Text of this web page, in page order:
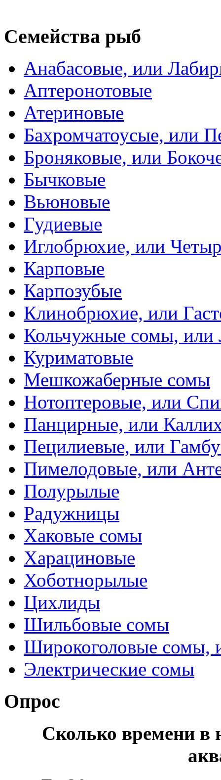
Семейства рыб
Анабасовые, или
Аптеронотовые
Атериновые
Бахромчатоусые, или
Броняковые, или
Бычковые
Вьюновые
Гудиевые
Иглобрюхие, или
Карповые
Карпозубые
Клинобрюхие, или
Кольчужные сомы, или
Куриматовые
Мешкожаберные сомы
Нотоптеровые, или
Панцирные, или
Пецилиевые, или
Пимелодовые, или
Полурылые
Радужницы
Хаковые сомы
Харациновые
Хоботнорылые
Цихлиды
Шильбовые сомы
Широкоголовые сомы,
Электрические сомы
Опрос
Сколько времени в